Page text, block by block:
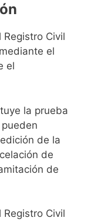
Civil
el
el
la prueba
de la
de
de
Civil